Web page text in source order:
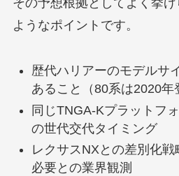
その予想根拠としてよく挙
ようなポイントです。
歴代ハリアーのモデルサ
あること（80系は2020年
同じTNGA-Kプラットフ
の世代交代タイミング
レクサスNXとの差別化
必要との業界観測